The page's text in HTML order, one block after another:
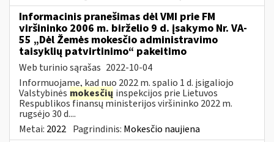
Informacinis pranešimas dėl VMI prie FM
viršininko 2006 m. birželio 9 d. įsakymo Nr. VA-
55 „Dėl Žemės mokesčio administravimo
taisyklių patvirtinimo“ pakeitimo
Web turinio sąrašas 2022-10-04
Informuojame, kad nuo 2022 m. spalio 1 d. įsigaliojo
Valstybinės mokesčių inspekcijos prie Lietuvos
Respublikos finansų ministerijos viršininko 2022 m.
rugsėjo 30 d....
Metai: 2022 Pagrindinis: Mokesčio naujiena